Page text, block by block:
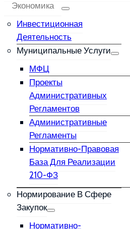
Экономика
Инвестиционная
Деятельность
Муниципальные Услуги
МФЦ
Проекты
Административных
Регламентов
Административные
Регламенты
Нормативно-Правовая
База Для Реализации
210-ФЗ
Нормирование В Сфере
Закупок
Нормативно-